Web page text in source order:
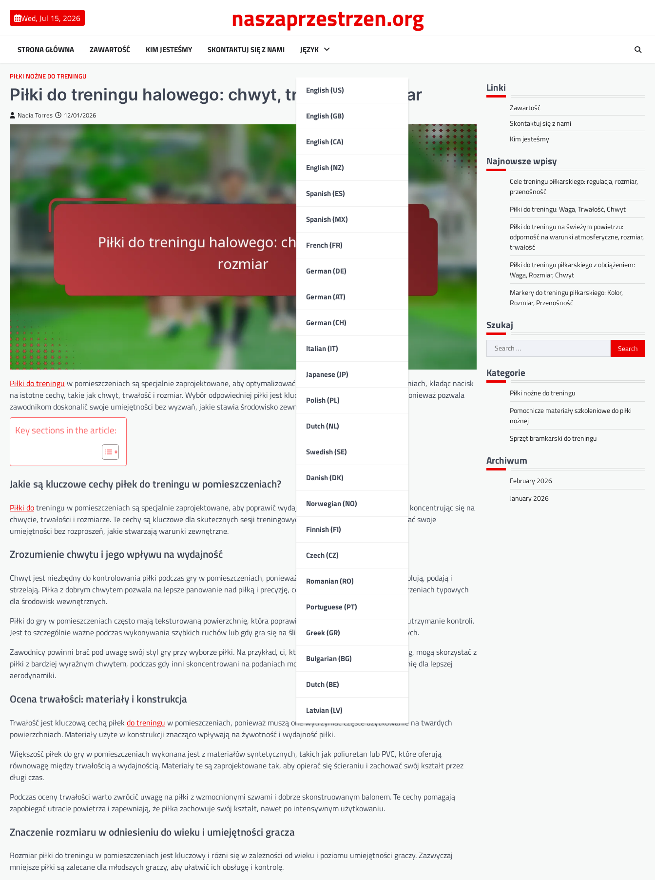
content
Wed, Jul 15, 2026 naszaprzestrzen.org
STRONA GŁÓWNA ZAWARTOŚĆ KIM JESTEŚMY SKONTAKTUJ SIĘ Z NAMI JĘZYK
English (US)
English (GB)
English (CA)
English (NZ)
Spanish (ES)
Spanish (MX)
French (FR)
German (DE)
German (AT)
German (CH)
Italian (IT)
Japanese (JP)
Polish (PL)
Dutch (NL)
Swedish (SE)
Danish (DK)
Norwegian (NO)
Finnish (FI)
Czech (CZ)
Romanian (RO)
Portuguese (PT)
Greek (GR)
Bulgarian (BG)
Dutch (BE)
Latvian (LV)
PIŁKI NOŻNE DO TRENINGU
Piłki do treningu halowego: chwyt, trwałość, rozmiar
Nadia Torres 12/01/2026
Piłki do treningu w pomieszczeniach są specjalnie zaprojektowane, aby optymalizować wydajność na gładkich powierzchniach, kładąc nacisk
na istotne cechy, takie jak chwyt, trwałość i rozmiar. Wybór odpowiedniej piłki jest kluczowy dla skutecznego treningu, ponieważ pozwala
zawodnikom doskonalić swoje umiejętności bez wyzwań, jakie stawia środowisko zewnętrzne.
Key sections in the article:
Jakie są kluczowe cechy piłek do treningu w pomieszczeniach?
Piłki dotreningu w pomieszczeniach są specjalnie zaprojektowane, aby poprawić wydajność na gładkich powierzchniach, koncentrując się na
chwycie, trwałości i rozmiarze. Te cechy są kluczowe dla skutecznych sesji treningowych, pozwalając zawodnikom rozwijać swoje
umiejętności bez rozproszeń, jakie stwarzają warunki zewnętrzne.
Zrozumienie chwytu i jego wpływu na wydajność
Chwyt jest niezbędny do kontrolowania piłki podczas gry w pomieszczeniach, ponieważ wpływa na to, jak zawodnicy dryblują, podają i
strzelają. Piłka z dobrym chwytem pozwala na lepsze panowanie nad piłką i precyzję, co jest kluczowe w ciasnych przestrzeniach typowych
dla środowisk wewnętrznych.
Piłki do gry w pomieszczeniach często mają teksturowaną powierzchnię, która poprawia chwyt, ułatwiając zawodnikom utrzymanie kontroli.
Jest to szczególnie ważne podczas wykonywania szybkich ruchów lub gdy gra się na śliskich powierzchniach wewnętrznych.
Zawodnicy powinni brać pod uwagę swój styl gry przy wyborze piłki. Na przykład, ci, którzy priorytetowo traktują drybling, mogą skorzystać z
piłki z bardziej wyraźnym chwytem, podczas gdy inni skoncentrowani na podaniach mogą preferować gładszą powierzchnię dla lepszej
aerodynamiki.
Ocena trwałości: materiały i konstrukcja
Trwałość jest kluczową cechą piłek do treningu w pomieszczeniach, ponieważ muszą one wytrzymać częste użytkowanie na twardych
powierzchniach. Materiały użyte w konstrukcji znacząco wpływają na żywotność i wydajność piłki.
Większość piłek do gry w pomieszczeniach wykonana jest z materiałów syntetycznych, takich jak poliuretan lub PVC, które oferują
równowagę między trwałością a wydajnością. Materiały te są zaprojektowane tak, aby opierać się ścieraniu i zachować swój kształt przez
długi czas.
Podczas oceny trwałości warto zwrócić uwagę na piłki z wzmocnionymi szwami i dobrze skonstruowanym balonem. Te cechy pomagają
zapobiegać utracie powietrza i zapewniają, że piłka zachowuje swój kształt, nawet po intensywnym użytkowaniu.
Znaczenie rozmiaru w odniesieniu do wieku i umiejętności gracza
Rozmiar piłki do treningu w pomieszczeniach jest kluczowy i różni się w zależności od wieku i poziomu umiejętności graczy. Zazwyczaj
mniejsze piłki są zalecane dla młodszych graczy, aby ułatwić ich obsługę i kontrolę.
Linki
Zawartość
Skontaktuj się z nami
Kim jesteśmy
Najnowsze wpisy
Cele treningu piłkarskiego: regulacja, rozmiar,
przenośność
Piłki do treningu: Waga, Trwałość, Chwyt
Piłki do treningu na świeżym powietrzu:
odporność na warunki atmosferyczne, rozmiar,
trwałość
Piłki do treningu piłkarskiego z obciążeniem:
Waga, Rozmiar, Chwyt
Markery do treningu piłkarskiego: Kolor,
Rozmiar, Przenośność
Szukaj
Search
for:
Kategorie
Piłki nożne do treningu
Pomocnicze materiały szkoleniowe do piłki
nożnej
Sprzęt bramkarski do treningu
Archiwum
February 2026
January 2026